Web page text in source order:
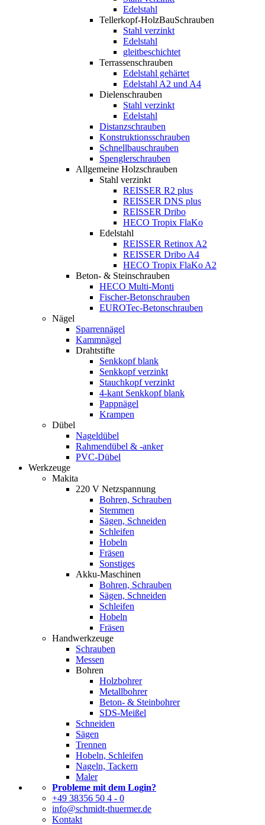
Edelstahl
Tellerkopf-HolzBauSchrauben
Stahl verzinkt
Edelstahl
gleitbeschichtet
Terrassenschrauben
Edelstahl gehärtet
Edelstahl A2 und A4
Dielenschrauben
Stahl verzinkt
Edelstahl
Distanzschrauben
Konstruktionsschrauben
Schnellbauschrauben
Spenglerschrauben
Allgemeine Holzschrauben
Stahl verzinkt
REISSER R2 plus
REISSER DNS plus
REISSER Dribo
HECO Tropix FlaKo
Edelstahl
REISSER Retinox A2
REISSER Dribo A4
HECO Tropix FlaKo A2
Beton- & Steinschrauben
HECO Multi-Monti
Fischer-Betonschrauben
EUROTec-Betonschrauben
Nägel
Sparrennägel
Kammnägel
Drahtstifte
Senkkopf blank
Senkkopf verzinkt
Stauchkopf verzinkt
4-kant Senkkopf blank
Pappnägel
Krampen
Dübel
Nageldübel
Rahmendübel & -anker
PVC-Dübel
Werkzeuge
Makita
220 V Netzspannung
Bohren, Schrauben
Stemmen
Sägen, Schneiden
Schleifen
Hobeln
Fräsen
Sonstiges
Akku-Maschinen
Bohren, Schrauben
Sägen, Schneiden
Schleifen
Hobeln
Fräsen
Handwerkzeuge
Schrauben
Messen
Bohren
Holzbohrer
Metallbohrer
Beton- & Steinbohrer
SDS-Meißel
Schneiden
Sägen
Trennen
Hobeln, Schleifen
Nageln, Tackern
Maler
Probleme mit dem Login?
+49 38356 50 4 - 0
info@schmidt-thuermer.de
Kontakt